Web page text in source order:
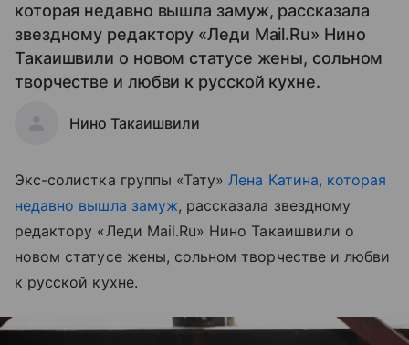
которая недавно вышла замуж, рассказала
звездному редактору «Леди Mail.Ru» Нино
Такаишвили о новом статусе жены, сольном
творчестве и любви к русской кухне.
Нино Такаишвили
Экс-солистка группы «Тату»Лена Катина, которая
недавно вышла замуж, рассказала звездному
редактору «Леди Mail.Ru» Нино Такаишвили о
новом статусе жены, сольном творчестве и любви
к русской кухне.